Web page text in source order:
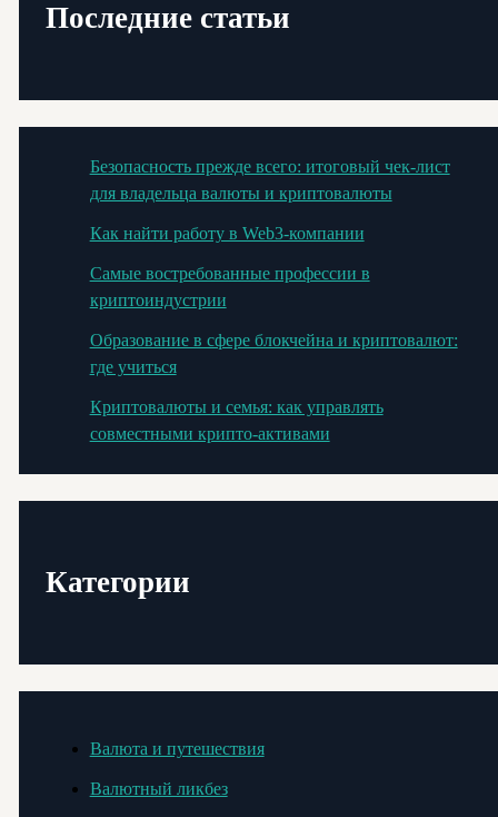
Последние статьи
Безопасность прежде всего: итоговый чек-лист
для владельца валюты и криптовалюты
Как найти работу в Web3-компании
Самые востребованные профессии в
криптоиндустрии
Образование в сфере блокчейна и криптовалют:
где учиться
Криптовалюты и семья: как управлять
совместными крипто-активами
Категории
Валюта и путешествия
Валютный ликбез